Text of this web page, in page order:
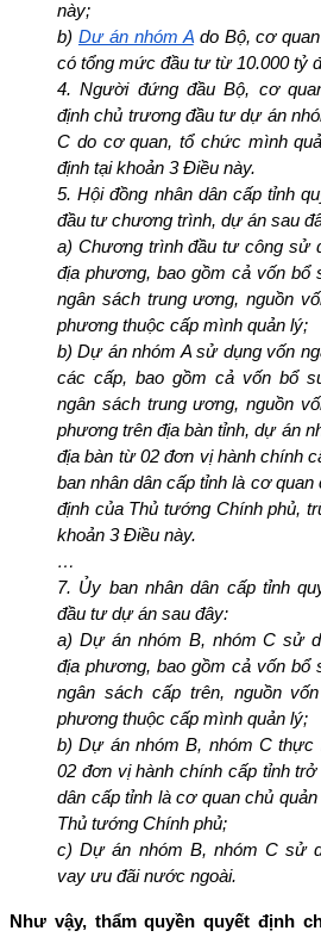
này;
b) Dự án nhóm A do Bộ, cơ
có tổng mức đầu tư từ 10.000 tỷ
4. Người đứng đầu Bộ, cơ
định chủ trương đầu tư dự án
C do cơ quan, tổ chức mình
định tại khoản 3 Điều này.
5. Hội đồng nhân dân cấp tỉnh
đầu tư chương trình, dự án sau
a) Chương trình đầu tư công sử
địa phương, bao gồm cả vốn bổ
ngân sách trung ương, nguồn
phương thuộc cấp mình quản lý;
b) Dự án nhóm A sử dụng vốn
các cấp, bao gồm cả vốn bổ
ngân sách trung ương, nguồn
phương trên địa bàn tỉnh, dự án
địa bàn từ 02 đơn vị hành chính
ban nhân dân cấp tỉnh là cơ quan
định của Thủ tướng Chính phủ,
khoản 3 Điều này.
…
7. Ủy ban nhân dân cấp tỉnh
đầu tư dự án sau đây:
a) Dự án nhóm B, nhóm C sử
địa phương, bao gồm cả vốn bổ
ngân sách cấp trên, nguồn
phương thuộc cấp mình quản lý;
b) Dự án nhóm B, nhóm C thực
02 đơn vị hành chính cấp tỉnh
dân cấp tỉnh là cơ quan chủ
Thủ tướng Chính phủ;
c) Dự án nhóm B, nhóm C sử
vay ưu đãi nước ngoài.
Như vậy, thẩm quyền quyết định